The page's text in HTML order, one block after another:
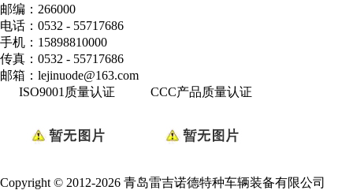
邮编：266000
电话：0532 - 55717686
手机：15898810000
传真：0532 - 55717686
邮箱：lejinuode@163.com
ISO9001质量认证
CCC产品质量认证
Copyright © 2012-2026 青岛雷吉诺德特种车辆装备有限公司